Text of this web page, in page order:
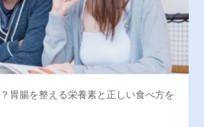
胃腸を整える栄養素と正しい食べ方を